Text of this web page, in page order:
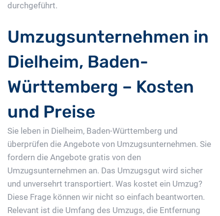
durchgeführt.
Umzugsunternehmen in
Dielheim, Baden-
Württemberg – Kosten
und Preise
Sie leben in Dielheim, Baden-Württemberg und
überprüfen die Angebote von Umzugsunternehmen. Sie
fordern die Angebote gratis von den
Umzugsunternehmen an. Das Umzugsgut wird sicher
und unversehrt transportiert. Was kostet ein Umzug?
Diese Frage können wir nicht so einfach beantworten.
Relevant ist die Umfang des Umzugs, die Entfernung